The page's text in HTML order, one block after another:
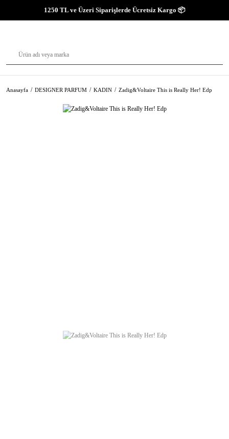
1250 TL ve Üzeri Siparişlerde Ücretsiz Kargo 📦
Anasayfa DESIGNER PARFUM KADIN Zadig&Voltaire This is Really Her! Edp